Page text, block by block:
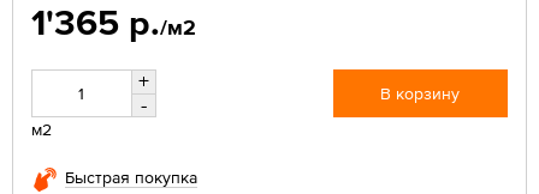
1'365 р./м2
+
-
м2
В корзину
Быстрая покупка